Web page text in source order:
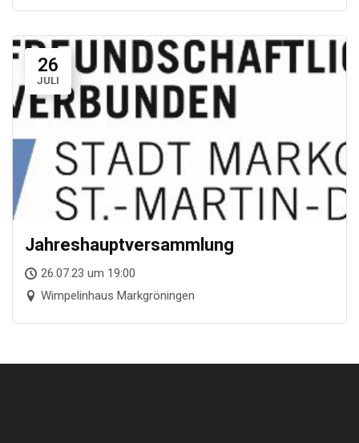
26
JULI
Jah­res­haupt­ver­samm­lung
26.07.23 um 19:00
Wimpelinhaus Markgröningen